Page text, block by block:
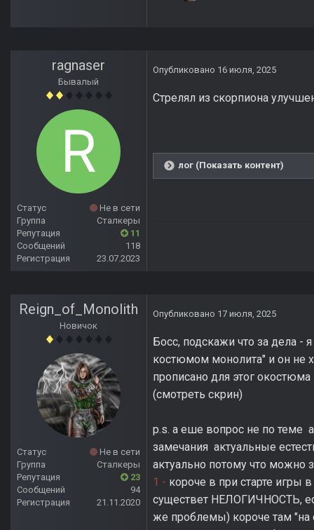
ragnaser
Бывалый
Статус
Не в сети
Группа
Сталкеры
Репутация
11
Сообщений
118
Регистрация
23.07.2023
Опубликовано 16 июля, 2025
Стрелял из скорпиона
лог (Показать контент)
Reign_of_Monolith
Новичок
Статус
Не в сети
Группа
Сталкеры
Репутация
23
Сообщений
94
Регистрация
21.11.2020
Опубликовано 17 июля, 2025
Босс, подскажи что за дела -
костюмом монолита" и он не
прописано для этог
(смотреть скрин)
p.s. а еше вопрос не по теме
замечания актуальные
актуально потому что можно
1 - короче в при старте
существет НЕЛОГИЧНОСТЬ,
же проблемы) короче там "на